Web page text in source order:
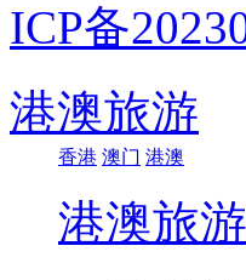
ICP备
港澳旅游
香港 澳门 港澳
港澳旅游